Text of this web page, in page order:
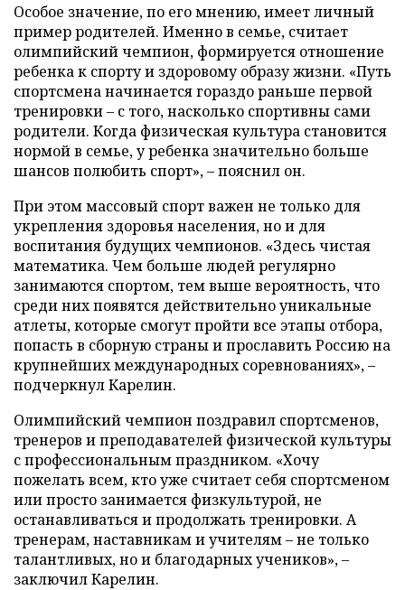
Особое значение, по его мнению, имеет личный
пример родителей. Именно в семье, считает
олимпийский чемпион, формируется отношение
ребенка к спорту и здоровому образу жизни. «Путь
спортсмена начинается гораздо раньше первой
тренировки – с того, насколько спортивны сами
родители. Когда физическая культура становится
нормой в семье, у ребенка значительно больше
шансов полюбить спорт», – пояснил он.
При этом массовый спорт важен не только для
укрепления здоровья населения, но и для
воспитания будущих чемпионов. «Здесь чистая
математика. Чем больше людей регулярно
занимаются спортом, тем выше вероятность, что
среди них появятся действительно уникальные
атлеты, которые смогут пройти все этапы отбора,
попасть в сборную страны и прославить Россию на
крупнейших международных соревнованиях», –
подчеркнул Карелин.
Олимпийский чемпион поздравил спортсменов,
тренеров и преподавателей физической культуры
с профессиональным праздником. «Хочу
пожелать всем, кто уже считает себя спортсменом
или просто занимается физкультурой, не
останавливаться и продолжать тренировки. А
тренерам, наставникам и учителям – не только
талантливых, но и благодарных учеников», –
заключил Карелин.